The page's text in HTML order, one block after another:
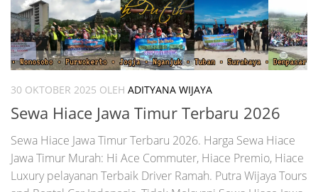
30 OKTOBER 2025 OLEH ADITYANA WIJAYA
Sewa Hiace Jawa Timur Terbaru 2026
Sewa Hiace Jawa Timur Terbaru 2026. Harga Sewa Hiace
Jawa Timur Murah: Hi Ace Commuter, Hiace Premio, Hiace
Luxury pelayanan Terbaik Driver Ramah. Putra Wijaya Tours